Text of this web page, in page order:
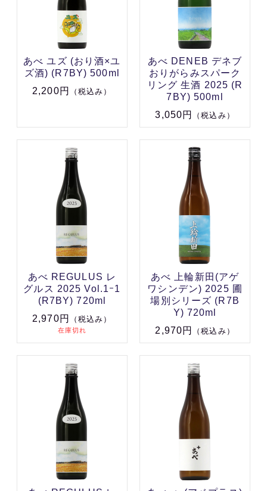
あべ ユズ (おり酒×ユ
ズ酒) (R7BY) 500ml
2,200円
（税込み）
あべ DENEB デネブ
おりがらみスパーク
リング 生酒 2025 (R
7BY) 500ml
3,050円
（税込み）
あべ REGULUS レ
グルス 2025 Vol.1ｰ1
(R7BY) 720ml
2,970円
（税込み）
在庫切れ
あべ 上輪新田(アゲ
ワシンデン) 2025 圃
場別シリーズ (R7B
Y) 720ml
2,970円
（税込み）